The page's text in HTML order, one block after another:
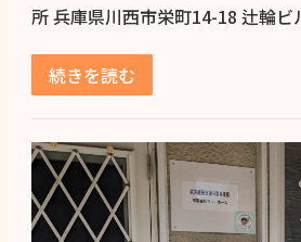
所 兵庫県川西市栄町14-18 辻輪
続きを読む